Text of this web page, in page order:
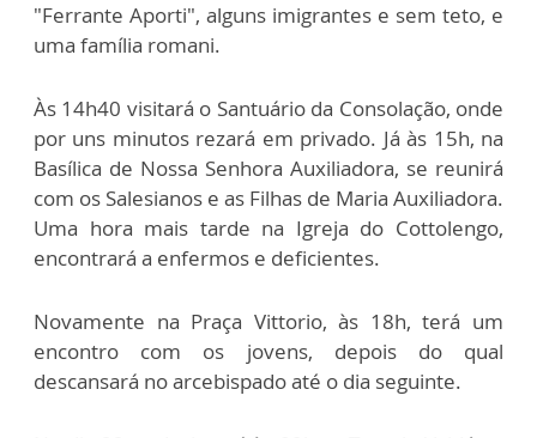
"Ferrante Aporti", alguns imigrantes e sem teto, e
uma família romani.
Às 14h40 visitará o Santuário da Consolação, onde
por uns minutos rezará em privado. Já às 15h, na
Basílica de Nossa Senhora Auxiliadora, se reunirá
com os Salesianos e as Filhas de Maria Auxiliadora.
Uma hora mais tarde na Igreja do Cottolengo,
encontrará a enfermos e deficientes.
Novamente na Praça Vittorio, às 18h, terá um
encontro com os jovens, depois do qual
descansará no arcebispado até o dia seguinte.